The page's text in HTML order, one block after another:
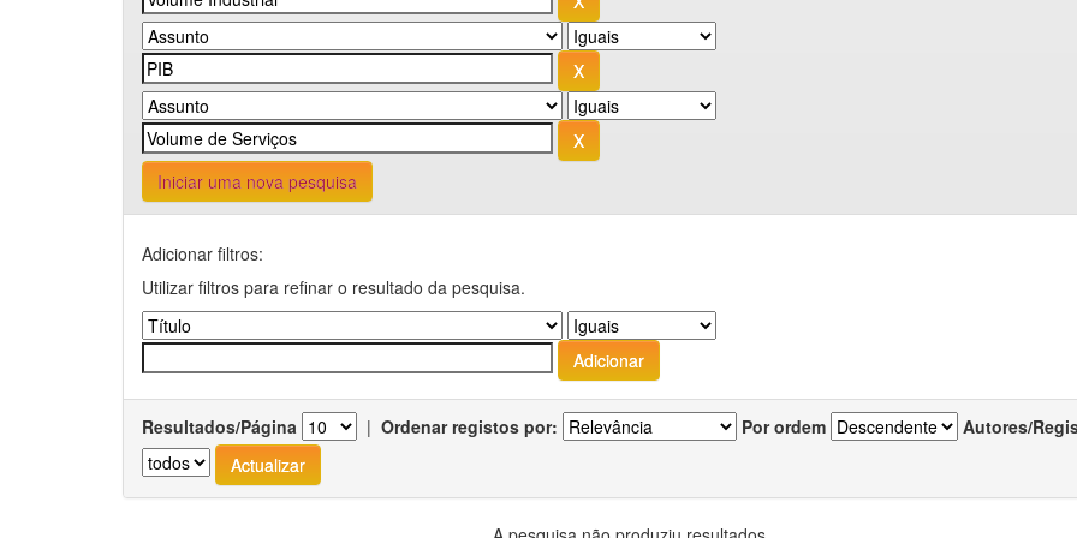
Iniciar uma nova pesquisa
Adicionar filtros:
Utilizar filtros para refinar o resultado da pesquisa.
Resultados/Página | Ordenar registos por: Por ordem Autores/